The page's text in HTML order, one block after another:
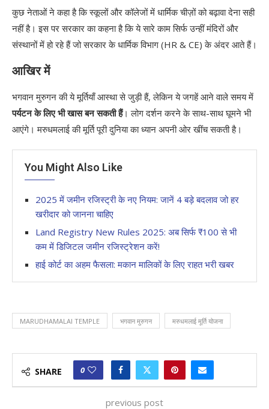
कुछ नेताओं ने कहा है कि स्कूलों और कॉलेजों में धार्मिक चीज़ों को बढ़ावा देना सही
नहीं है। इस पर सरकार का कहना है कि ये सारे काम सिर्फ उन्हीं मंदिरों और
संस्थानों में हो रहे हैं जो सरकार के धार्मिक विभाग (HR & CE) के अंदर आते हैं।
आखिर में
भगवान मुरुगन की ये मूर्तियाँ आस्था से जुड़ी हैं, लेकिन ये जगहें आने वाले समय में
पर्यटन के लिए भी खास बन सकती हैं। लोग दर्शन करने के साथ-साथ घूमने भी
आएंगे। मरुधमलाई की मूर्ति पूरी दुनिया का ध्यान अपनी ओर खींच सकती है।
You Might Also Like
2025 में जमीन रजिस्ट्री के नए नियम: जानें 4 बड़े बदलाव जो हर
खरीदार को जानना चाहिए
Land Registry New Rules 2025: अब सिर्फ ₹100 से भी
कम में डिजिटल जमीन रजिस्ट्रेशन करें!
हाई कोर्ट का अहम फैसला: मकान मालिकों के लिए राहत भरी खबर
MARUDHAMALAI TEMPLE भगवान मुरुगन मरुधमलाई मूर्ति योजना
SHARE 0
previous post